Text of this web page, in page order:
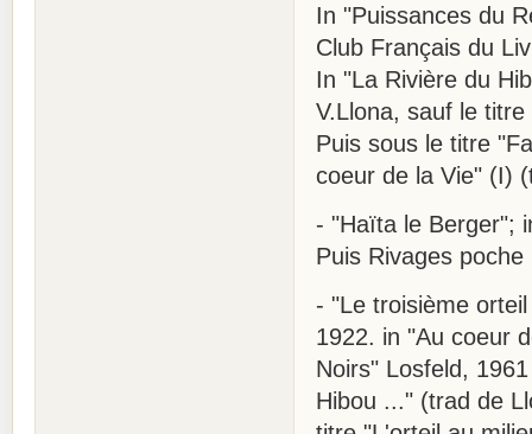
In "Puissances du
Club Français du
In "La Rivière du
V.Llona, sauf le
Puis sous le titre
coeur de la Vie" (I)
- "Haïta le Berger";
Puis Rivages
- "Le troisième
1922. in "Au coeur
Noirs" Losfeld,
Hibou ..." (trad de